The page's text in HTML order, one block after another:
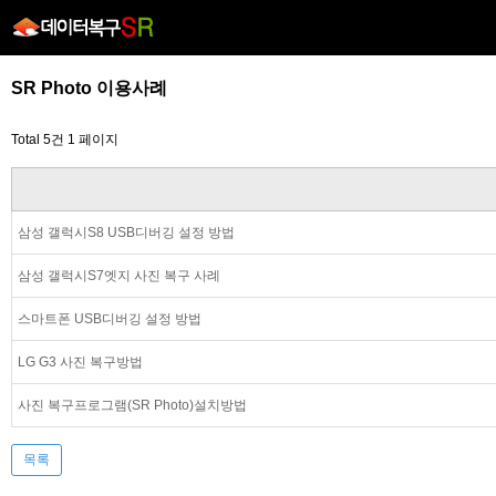
SR Photo 이용사례
Total 5건 1 페이지
삼성 갤럭시S8 USB디버깅 설정 방법
삼성 갤럭시S7엣지 사진 복구 사례
스마트폰 USB디버깅 설정 방법
LG G3 사진 복구방법
사진 복구프로그램(SR Photo)설치방법
목록